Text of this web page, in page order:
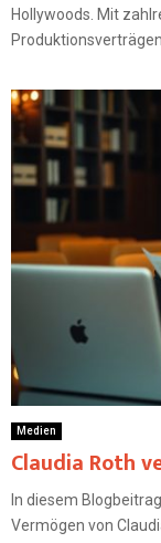
Hollywoods. Mit
Medien
Claudia Roth
In diesem
Vermögen von